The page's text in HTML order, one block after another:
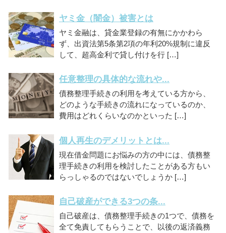
ヤミ金（闇金）被害とは
ヤミ金融は、貸金業登録の有無にかかわら
ず、出資法第5条第2項の年利20%規制に違反
して、超高金利で貸し付けを行 […]
任意整理の具体的な流れや...
債務整理手続きの利用を考えている方から、
どのような手続きの流れになっているのか、
費用はどれくらいなのかといった […]
個人再生のデメリットとは...
現在借金問題にお悩みの方の中には、債務整
理手続きの利用を検討したことがある方もい
らっしゃるのではないでしょうか […]
自己破産ができる3つの条...
自己破産は、債務整理手続きの1つで、債務を
全て免責してもらうことで、以後の返済義務